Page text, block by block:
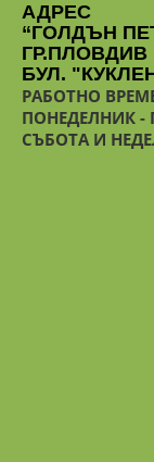
АДРЕС
“ГОЛДЪН
ГР.ПЛОВДИВ
БУЛ.
РАБОТНО
ПОНЕДЕЛНИК -
СЪБОТА И